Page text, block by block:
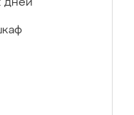
дней